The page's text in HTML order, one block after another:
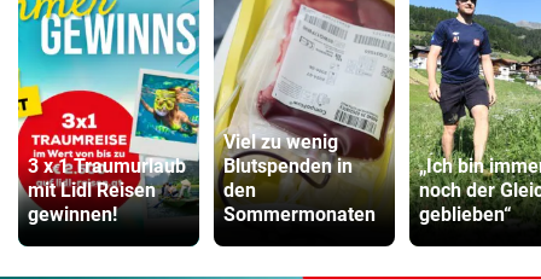
3 x 1 Traumurlaub
mit Lidl Reisen
gewinnen!
Viel zu wenig
Blutspenden in
den
Sommermonaten
„Ich bin
noch der
geblieben“